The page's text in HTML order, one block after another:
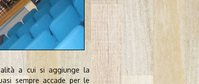
a cui si aggiunge la
sempre accade per le